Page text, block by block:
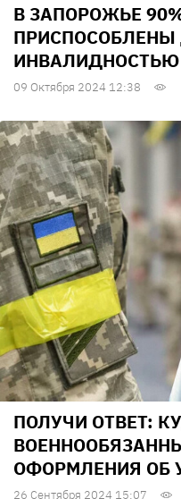
В ЗАПОРОЖЬЕ
ИНВАЛИДНОСТЬЮ
09 Октября 2024 12:38
ПОЛУЧИ ОТВЕТ:
ОФОРМЛЕНИЯ ОБ
26 Сентября 2024 15:07